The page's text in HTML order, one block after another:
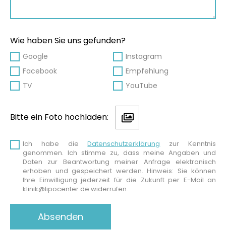
Wie haben Sie uns gefunden?
Google
Instagram
Facebook
Empfehlung
TV
YouTube
Bitte ein Foto hochladen:
Ich habe dieDatenschutzerklärung zur Kenntnis
genommen. Ich stimme zu, dass meine Angaben und
Daten zur Beantwortung meiner Anfrage elektronisch
erhoben und gespeichert werden. Hinweis: Sie können
Ihre Einwilligung jederzeit für die Zukunft per E-Mail an
klinik@lipocenter.de widerrufen.